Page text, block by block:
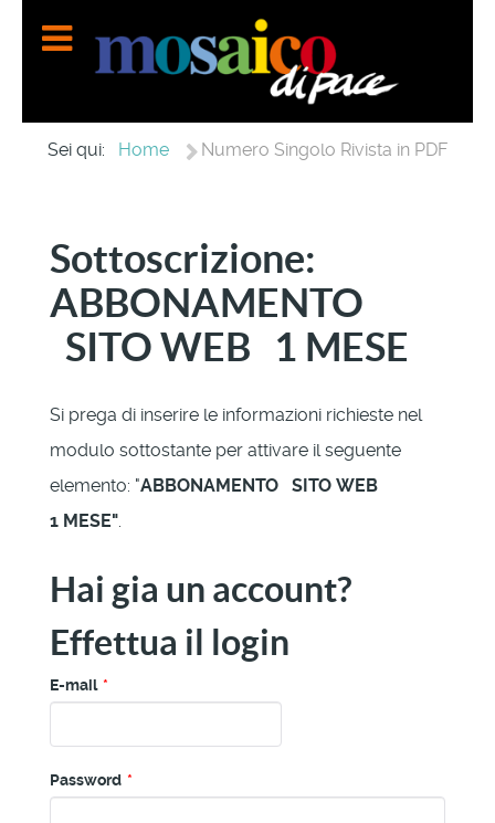
Sei qui: Home Numero Singolo Rivista in PDF
Sottoscrizione:
ABBONAMENTO
SITO WEB 1 MESE
Si prega di inserire le informazioni richieste nel
modulo sottostante per attivare il seguente
elemento: "ABBONAMENTO SITO WEB
1 MESE".
Hai gia un account?
Effettua il login
E-mail *
Password *